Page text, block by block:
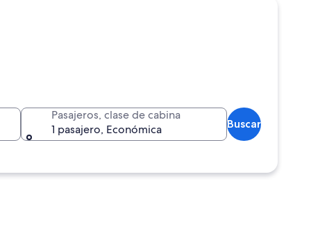
Pasajeros, clase de cabina
1 pasajero, Económica
Buscar